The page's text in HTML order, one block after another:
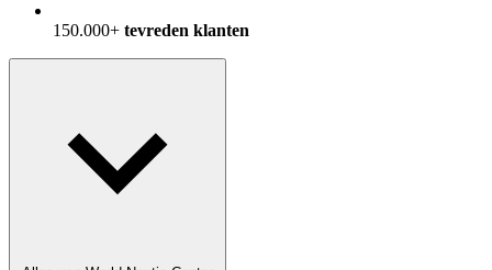
150.000+ tevreden klanten